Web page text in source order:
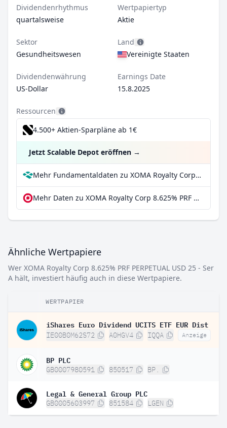
Dividendenrhythmus
quartalsweise
Wertpapiertyp
Aktie
Sektor
Gesundheitswesen
Land
Vereinigte Staaten
Dividendenwährung
US-Dollar
Earnings Date
15.8.2025
Ressourcen
4.500+ Aktien-Sparpläne ab 1€
Jetzt Scalable Depot eröffnen →
Mehr Fundamentaldaten zu XOMA Royalty Corp 8.625% PRF PERPETUAL USD 25 - Ser A bei Parqet
Mehr Daten zu XOMA Royalty Corp 8.625% PRF PERPETUAL USD 25 - Ser A bei extraETF
Ähnliche Wertpapiere
Wer XOMA Royalty Corp 8.625% PRF PERPETUAL USD 25 - Ser
A hält, investiert häufig auch in diese Wertpapiere.
WERTPAPIER
iShares Euro Dividend UCITS ETF EUR Dist
IE00B0M62S72 A0HGV4 IQQA Anzeige
BP PLC
GB0007980591 850517 BP.
Legal & General Group PLC
GB0005603997 851584 LGEN